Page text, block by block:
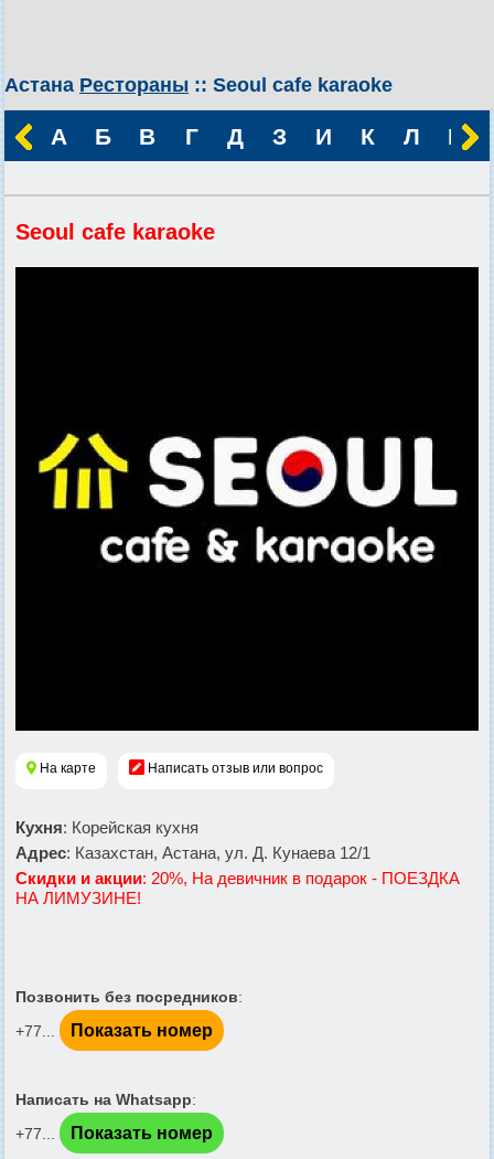
Астана Рестораны :: Seoul cafe karaoke
А Б В Г Д З И К Л М
Seoul cafe karaoke
На карте Написать отзыв или вопрос
Кухня: Корейская кухня
Адрес: Казахстан, Астана, ул. Д. Кунаева 12/1
Скидки и акции: 20%, На девичник в подарок - ПОЕЗДКА
НА ЛИМУЗИНЕ!
Позвонить без посредников:
+77...
Показать номер
Написать на Whatsapp:
+77...
Показать номер